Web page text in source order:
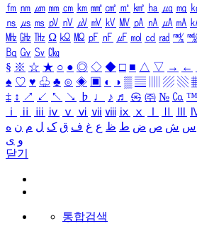
㎙ ㎚ ㎛ ㎜ ㎝ ㎞ ㎟ ㎠ ㎡ ㎢ ㏊ ㎍ ㎎
㎱ ㎲ ㎳ ㎴ ㎵ ㎶ ㎷ ㎸ ㎹ ㎀ ㎁ ㎂ ㎃
㎒ ㎓ ㎔ Ω ㏀ ㏁ ㎊ ㎋ ㎌ ㏖ ㏅ ㎭ ㎮
㏃ ㏉ ㏜ ㏆
§ ※ ☆ ★ ○ ● ◎ ◇ ◆ □ ■ △ ▽ → ←
♠ ♡ ♥ ♧ ♣ ⊙ ◈ ▣ ◐ ◑ ▒ ▤ ▨ ▧
‡ ↕ ↗ ↙ ↖ ↘ ♭ ♩ ♪ ♬ ㉿ ㈜ № ㏇ ™
ⅰ
ⅱ ⅲ ⅳ ⅴ ⅵ ⅶ ⅷ ⅸ ⅹ
س ش ص ض ط ظ ع غ ف ق ک ل م ن ه
و ی
닫기
통합검색